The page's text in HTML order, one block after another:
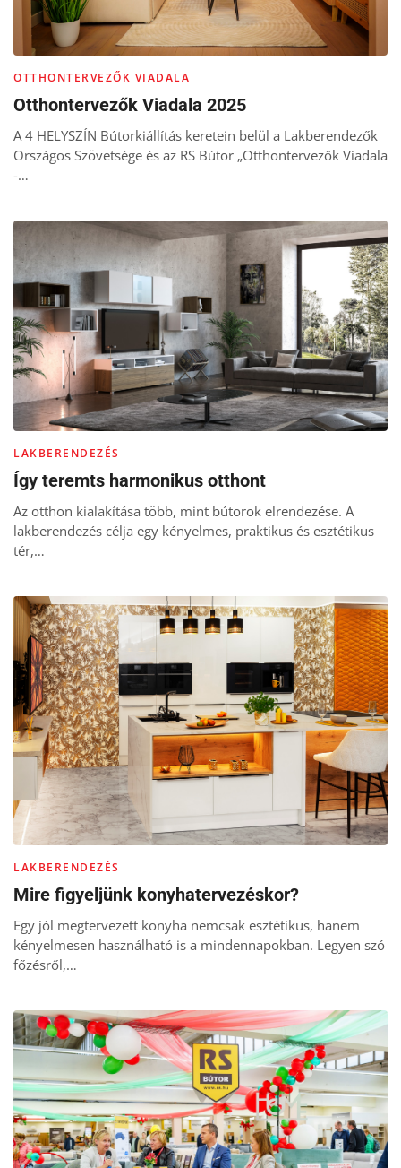
OTTHONTERVEZŐK VIADALA
Otthontervezők Viadala 2025
A 4 HELYSZÍN Bútorkiállítás keretein belül a Lakberendezők
Országos Szövetsége és az RS Bútor „Otthontervezők Viadala
-…
LAKBERENDEZÉS
Így teremts harmonikus otthont
Az otthon kialakítása több, mint bútorok elrendezése. A
lakberendezés célja egy kényelmes, praktikus és esztétikus
tér,…
LAKBERENDEZÉS
Mire figyeljünk konyhatervezéskor?
Egy jól megtervezett konyha nemcsak esztétikus, hanem
kényelmesen használható is a mindennapokban. Legyen szó
főzésről,…